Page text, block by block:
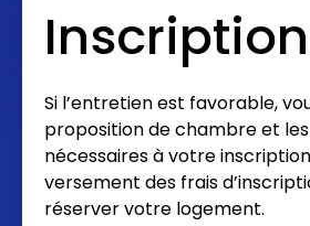
Inscription
Si l’entretien est favorable,
proposition de chambre et
nécessaires à votre
versement des frais
réserver votre logement.